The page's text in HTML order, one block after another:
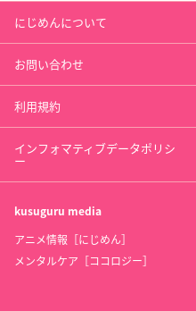
にじめんについて
お問い合わせ
利用規約
インフォマティブデータポリシ
ー
kusuguru media
アニメ情報［にじめん］
メンタルケア［ココロジー］